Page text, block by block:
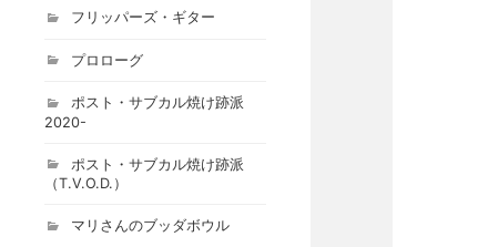
フリッパーズ・ギター
プロローグ
ポスト・サブカル焼け跡派
2020-
ポスト・サブカル焼け跡派
（T.V.O.D.）
マリさんのブッダボウル